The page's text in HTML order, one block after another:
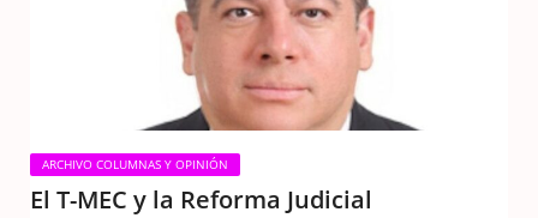
ARCHIVO COLUMNAS Y OPINIÓN
El T-MEC y la Reforma Judicial